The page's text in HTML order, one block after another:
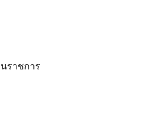
ราชการ